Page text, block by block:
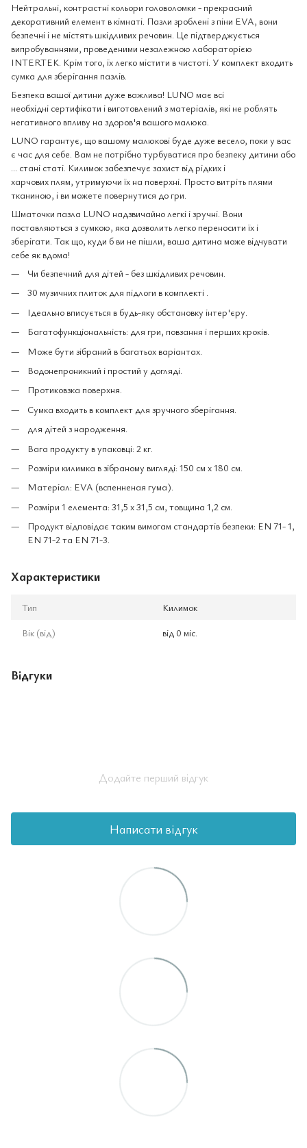
Нейтральні, контрастні кольори головоломки - прекрасний
декоративний елемент в кімнаті. Пазли зроблені з піни EVA, вони
безпечні і не містять шкідливих речовин. Це підтверджується
випробуваннями, проведеними незалежною лабораторією
INTERTEK. Крім того, їх легко містити в чистоті. У комплект входить
сумка для зберігання пазлів.
Безпека вашої дитини дуже важлива! LUNO має всі
необхідні сертифікати і виготовлений з матеріалів, які не роблять
негативного впливу на здоров'я вашого малюка.
LUNO гарантує, що вашому малюкові буде дуже весело, поки у вас
є час для себе. Вам не потрібно турбуватися про безпеку дитини або
... стані статі. Килимок забезпечує захист від рідких і
харчових плям, утримуючи їх на поверхні. Просто витріть плями
тканиною, і ви можете повернутися до гри.
Шматочки пазла LUNO надзвичайно легкі і зручні. Вони
поставляються з сумкою, яка дозволить легко переносити їх і
зберігати. Так що, куди б ви не пішли, ваша дитина може відчувати
себе як вдома!
Чи безпечний для дітей - без шкідливих речовин.
30 музичних плиток для підлоги в комплекті .
Ідеально вписується в будь-яку обстановку інтер'єру.
Багатофункціональність: для гри, повзання і перших кроків.
Може бути зібраний в багатьох варіантах.
Водонепроникний і простий у догляді.
Протиковзка поверхня.
Сумка входить в комплект для зручного зберігання.
для дітей з народження.
Вага продукту в упаковці: 2 кг.
Розміри килимка в зібраному вигляді: 150 см х 180 см.
Матеріал: EVA (вспенненая гума).
Розміри 1 елемента: 31,5 х 31,5 см, товщина 1,2 см.
Продукт відповідає таким вимогам стандартів безпеки: EN 71- 1,
EN 71-2 та EN 71-3.
Характеристики
Тип
Килимок
Вік (від)
від 0 міс.
Відгуки
Додайте перший відгук
Написати відгук